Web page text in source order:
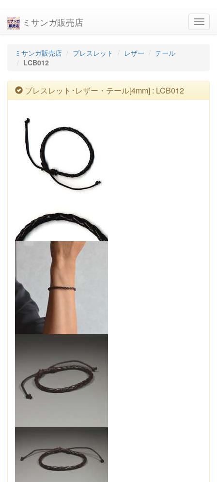
ミサンガ販売店
ミサンガ販売店 ブレスレット レザー
テール
LCB012
ブレスレット･レザー・テール[4mm] : LCB012